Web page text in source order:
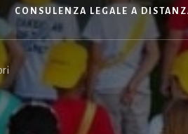
CONSULENZA LEGALE A